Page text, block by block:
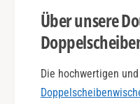
Über unsere
Die hochwertigen